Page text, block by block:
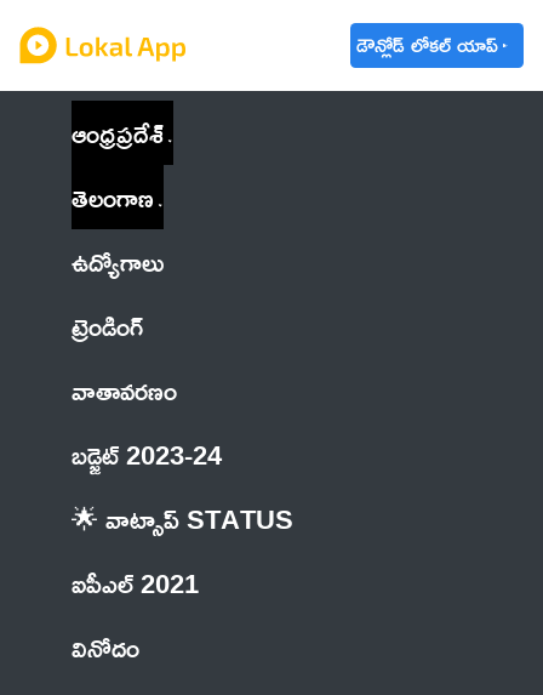
డౌన్లోడ్ లోకల్ యాప్
ఆంధ్రప్రదేశ్
తెలంగాణ
ఉద్యోగాలు
ట్రెండింగ్
వాతావరణం
బడ్జెట్ 2023-24
🌟 వాట్సాప్ STATUS
ఐపీఎల్ 2021
వినోదం